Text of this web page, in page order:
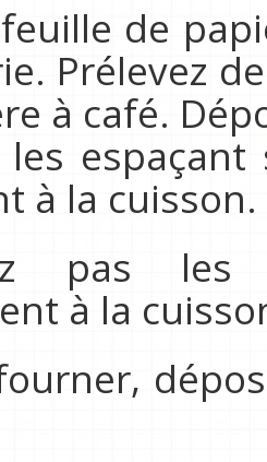
de
Prélevez
à café.
les
à la cuisson.
pas
à la